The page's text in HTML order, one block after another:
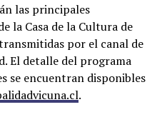
las principales
la Casa de la Cultura de
por el canal de
El detalle del programa
se encuentran disponibles
.